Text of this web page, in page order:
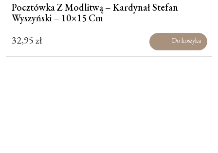
Pocztówka Z Modlitwą – Kardynał Stefan
Wyszyński – 10×15 Cm
32,95zł Do koszyka